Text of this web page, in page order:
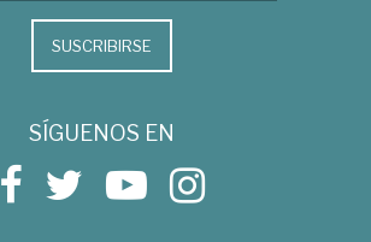
SUSCRIBIRSE
SÍGUENOS EN